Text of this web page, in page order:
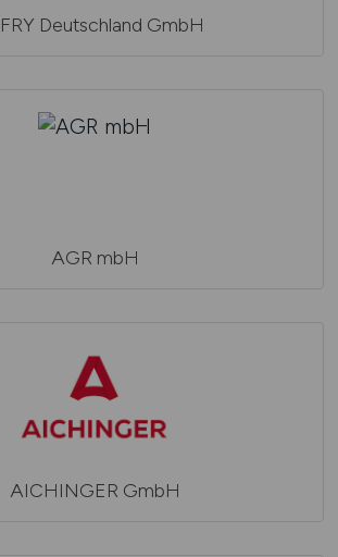
Deutschland GmbH
AGR mbH
AICHINGER GmbH